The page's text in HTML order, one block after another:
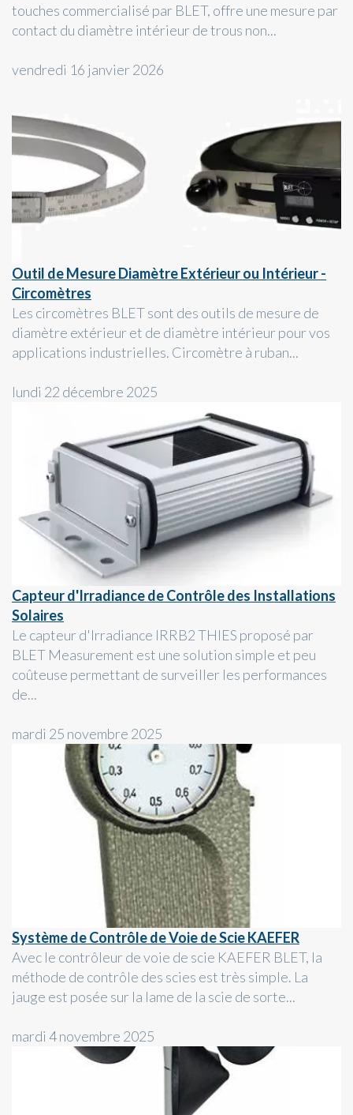
touches commercialisé par BLET, offre une mesure par
contact du diamètre intérieur de trous non...
vendredi 16 janvier 2026
Outil de Mesure Diamètre Extérieur ou Intérieur -
Circomètres
Les circomètres BLET sont des outils de mesure de
diamètre extérieur et de diamètre intérieur pour vos
applications industrielles. Circomètre à ruban...
lundi 22 décembre 2025
Capteur d'Irradiance de Contrôle des Installations
Solaires
Le capteur d'Irradiance IRRB2 THIES proposé par
BLET Measurement est une solution simple et peu
coûteuse permettant de surveiller les performances
de...
mardi 25 novembre 2025
Système de Contrôle de Voie de Scie KAEFER
Avec le contrôleur de voie de scie KAEFER BLET, la
méthode de contrôle des scies est très simple. La
jauge est posée sur la lame de la scie de sorte...
mardi 4 novembre 2025